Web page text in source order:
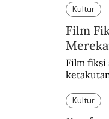
dengan
rasa
Kultur
Film
Film fiksi
Kultur